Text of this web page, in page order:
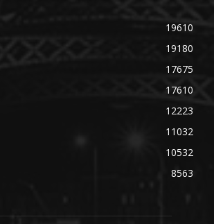
19610
19180
17675
17610
12223
11032
10532
8563